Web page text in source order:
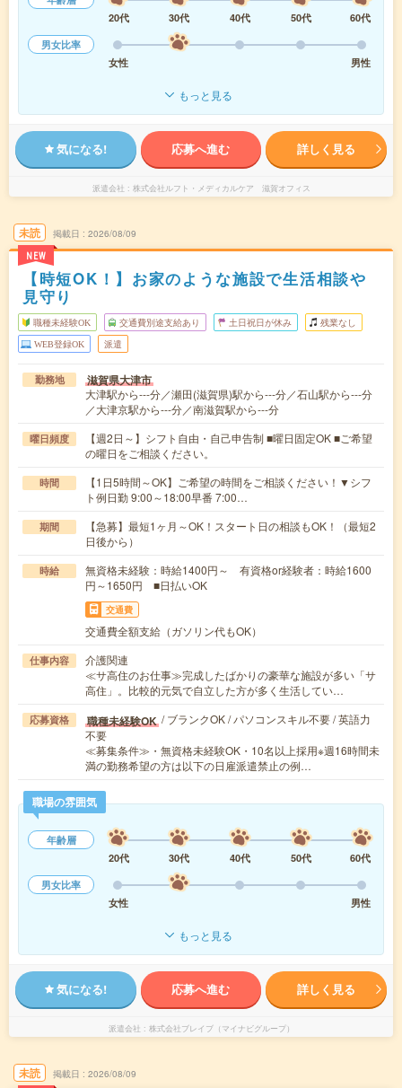
20代
30代 40代 50代
60代
男女比率
女性
男性
もっと見る
気になる! 応募へ進む 詳しく見る
派遣会社 株式会社ルフト・メディカルケア 滋賀オフィス
未読
NEW
掲載日 2026/08/09
【時短OK！】お家のような施設で生活相談や
見守り
職種未経験OK 交通費別途支給あり 土日祝日が休み 残業なし
WEB登録OK 派遣
勤務地 滋賀県大津市
大津駅から---分／瀬田(滋賀県)駅から---分／石山駅から---分
／大津京駅から---分／南滋賀駅から---分
曜日頻度
【週2日～】シフト自由・自己申告制 ■曜日固定OK ■ご希望
の曜日をご相談ください。
時間
【1日5時間～OK】ご希望の時間をご相談ください！▼シフ
ト例日勤 9:00～18:00早番 7:00…
期間
【急募】最短1ヶ月～OK！スタート日の相談もOK！（最短2
日後から）
時給
無資格未経験：時給1400円～ 有資格or経験者：時給1600
円～1650円 ■日払いOK
交通費
交通費全額支給（ガソリン代もOK）
仕事内容
介護関連
≪サ高住のお仕事≫完成したばかりの豪華な施設が多い「サ
高住」。比較的元気で自立した方が多く生活してい…
応募資格 職種未経験OK / ブランクOK / パソコンスキル不要 / 英語力
不要
≪募集条件≫・無資格未経験OK・10名以上採用※週16時間未
満の勤務希望の方は以下の日雇派遣禁止の例…
職場の雰囲気
年齢層
20代
30代 40代 50代
60代
男女比率
女性
男性
もっと見る
気になる! 応募へ進む 詳しく見る
派遣会社 株式会社ブレイブ（マイナビグループ）
未読 掲載日 2026/08/09